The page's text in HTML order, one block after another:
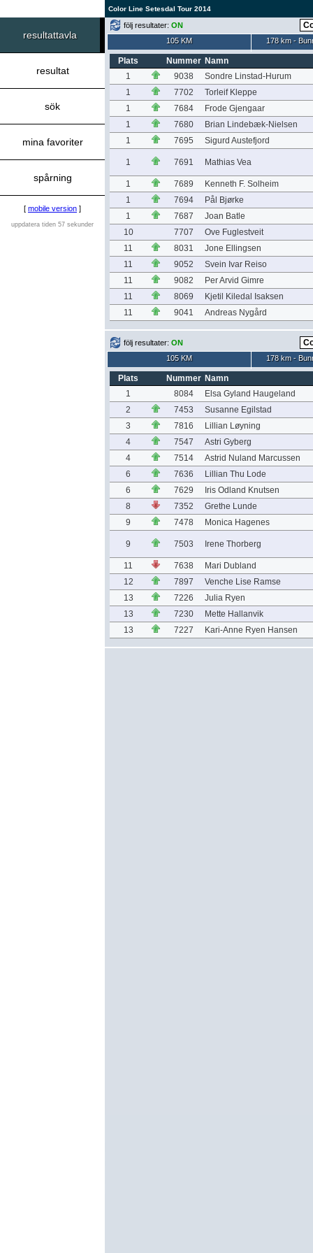
Color Line Setesdal Tour 2014
resultattavla
resultat
sök
mina favoriter
spårning
[ mobile version ]
uppdatera tiden 57 sekunder
följ resultater: ON
105 KM
178 km -
Plats Nummer Namn
1
9038
Sondre Linstad-Hurum
1
7702
Torleif Kleppe
1
7684
Frode Gjengaar
1
7680
Brian Lindebæk-Nielsen
1
7695 Sigurd Austefjord
1 7691 Mathias Vea
1 7689
Kenneth F. Solheim
1
7694
Pål Bjørke
1
7687
Joan Batle
10
7707
Ove Fuglestveit
11
8031
Jone Ellingsen
11
9052
Svein Ivar Reiso
11
9082
Per Arvid Gimre
11
8069
Kjetil Kiledal Isaksen
11
9041 Andreas Nygård
följ resultater: ON
105 KM
178 km -
Plats Nummer Namn
1
8084
Elsa Gyland Haugeland
2
7453
Susanne Egilstad
3
7816
Lillian Løyning
4
7547
Astri Gyberg
4
7514
Astrid Nuland Marcussen
6
7636
Lillian Thu Lode
6
7629
Iris Odland Knutsen
8
7352
Grethe Lunde
9
7478 Monica Hagenes
9 7503 Irene Thorberg
11 7638
Mari Dubland
12
7897
Venche Lise Ramse
13
7226
Julia Ryen
13
7230
Mette Hallanvik
13
7227 Kari-Anne Ryen Hansen